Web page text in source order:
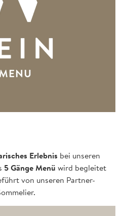
Erlebnis bei unseren
5 Gänge Menü wird begleitet
von unseren Partner-